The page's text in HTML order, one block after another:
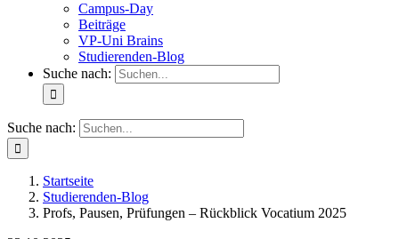
Campus-Day
Beiträge
VP-Uni Brains
Studierenden-Blog
Suche nach:
Suche nach:
Startseite
Studierenden-Blog
Profs, Pausen, Prüfungen – Rückblick Vocatium 2025